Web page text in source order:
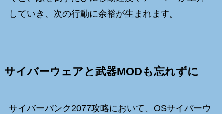
していき、次の行動に余裕が生まれます。
サイバーウェアと武器MODも忘れずに
サイバーパンク2077攻略において、OSサイバーウ